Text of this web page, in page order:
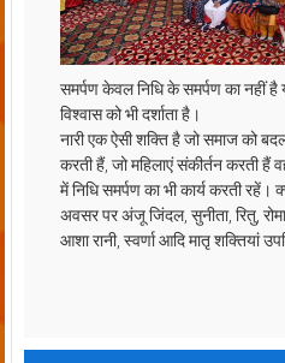
समर्पण केवल निधि के समर्पण का नहीं है
विश्वास को भी दर्शाता है।
नारी एक ऐसी शक्ति है जो समाज को
करती हैं, जो महिलाएं संकीर्तन करती हैं
में निधि समर्पण का भी कार्य करती रहें।
अवसर पर अंजू जिंदल, सुनीता, रितु,
आशा रानी, स्वर्णा आदि मातृ शक्तियां